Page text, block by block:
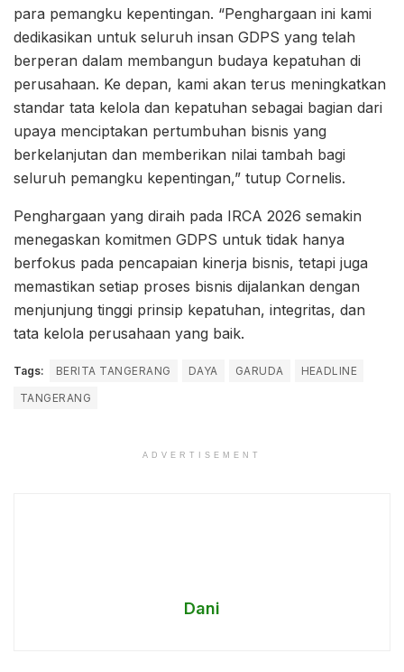
para pemangku kepentingan. “Penghargaan ini kami
dedikasikan untuk seluruh insan GDPS yang telah
berperan dalam membangun budaya kepatuhan di
perusahaan. Ke depan, kami akan terus meningkatkan
standar tata kelola dan kepatuhan sebagai bagian dari
upaya menciptakan pertumbuhan bisnis yang
berkelanjutan dan memberikan nilai tambah bagi
seluruh pemangku kepentingan,” tutup Cornelis.
Penghargaan yang diraih pada IRCA 2026 semakin
menegaskan komitmen GDPS untuk tidak hanya
berfokus pada pencapaian kinerja bisnis, tetapi juga
memastikan setiap proses bisnis dijalankan dengan
menjunjung tinggi prinsip kepatuhan, integritas, dan
tata kelola perusahaan yang baik.
Tags: BERITA TANGERANG DAYA GARUDA
HEADLINE
TANGERANG
ADVERTISEMENT
Dani